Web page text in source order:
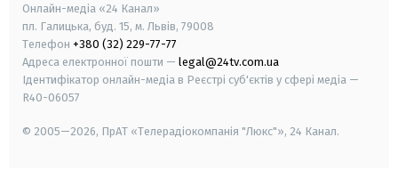
Онлайн-медіа «24 Канал»
пл. Галицька, буд. 15, м. Львів, 79008
Телефон +380 (32) 229-77-77
Адреса електронної пошти — legal@24tv.com.ua
Ідентифікатор онлайн-медіа в Реєстрі суб'єктів у сфері медіа —
R40-06057
© 2005—2026, ПрАТ «Телерадіокомпанія "Люкс"», 24 Канал.